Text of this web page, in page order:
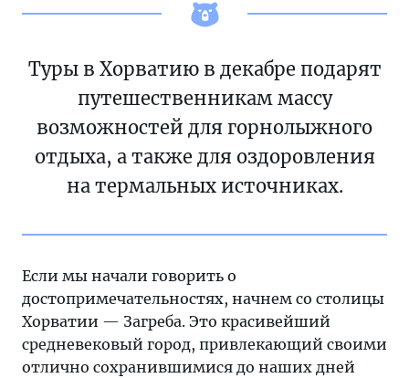
Туры в Хорватию в декабре подарят
путешественникам массу
возможностей для горнолыжного
отдыха, а также для оздоровления
на термальных источниках.
Если мы начали говорить о
достопримечательностях, начнем со столицы
Хорватии — Загреба. Это красивейший
средневековый город, привлекающий своими
отлично сохранившимися до наших дней